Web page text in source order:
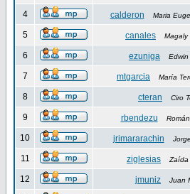
4 calderon Maria
5 canales Magaly
6 ezuniga Edwin
7 mtgarcia María
8 cteran Ciro
9 rbendezu
10 jrimararachin
11 ziglesias Zaída
12 jmuniz Juan